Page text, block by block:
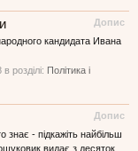
Допис
кандидата Ивана
в розділі: Політика і
Допис
- підкажіть найбільш
видає з десяток